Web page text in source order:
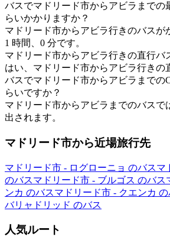
バスでマドリード市からアビラまでの
らいかかりますか？
マドリード市からアビラ行きのバスが
1 時間、0 分です。
マドリード市からアビラ行きの直行バ
はい、マドリード市からアビラ行きの
バスでマドリード市からアビラまでの
らいですか？
マドリード市からアビラまでのバスで
出されます。
マドリード市から近場旅行先
マドリード市 - ログローニョ のバスマ
のバスマドリード市 - ブルゴス のバス
ンカ のバスマドリード市 - クエンカ の
バリャドリッド のバス
人気ルート